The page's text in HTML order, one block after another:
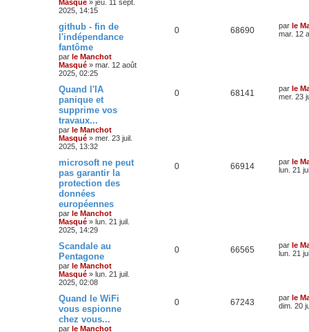
Masqué » jeu. 11 sept.
2025, 14:15
github - fin de
l'indépendance
fantôme
par le Manchot
Masqué » mar. 12 août
2025, 02:25
0 68690 par le
mar. 12
Quand l'IA
panique et
supprime vos
travaux...
par le Manchot
Masqué » mer. 23 juil.
2025, 13:32
0 68141 par le
mer. 23
microsoft ne peut
pas garantir la
protection des
données
européennes
par le Manchot
Masqué » lun. 21 juil.
2025, 14:29
0 66914 par le
lun. 21
Scandale au
Pentagone
par le Manchot
Masqué » lun. 21 juil.
2025, 02:08
0 66565 par le
lun. 21
Quand le WiFi
vous espionne
chez vous...
par le Manchot
0 67243 par le
dim. 20